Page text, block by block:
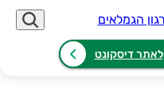
לאתר דיסקונט